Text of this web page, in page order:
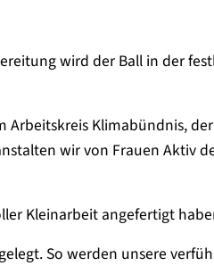
wird der Ball in der
Arbeitskreis Klimabündnis, der
wir von Frauen Aktiv
Kleinarbeit angefertigt
So werden unsere